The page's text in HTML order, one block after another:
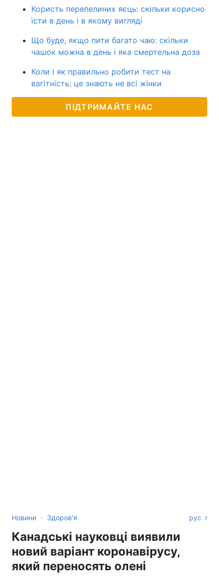
Користь перепелиних яєць: скільки корисно
їсти в день і в якому вигляді
Що буде, якщо пити багато чаю: скільки
чашок можна в день і яка смертельна доза
Коли і як правильно робити тест на
вагітність: це знають не всі жінки
ПІДТРИМАЙТЕ НАС
Новини › Здоров'я рус
Канадські науковці виявили
новий варіант коронавірусу,
який переносять олені